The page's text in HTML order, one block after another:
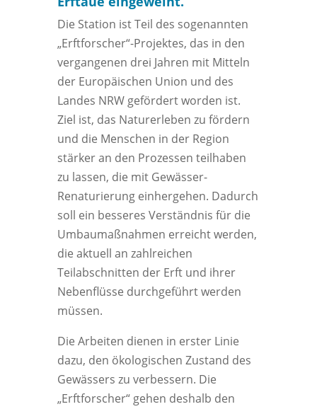
Die Station ist Teil des sogenannten
„Erftforscher“-Projektes, das in den
vergangenen drei Jahren mit Mitteln
der Europäischen Union und des
Landes NRW gefördert worden ist.
Ziel ist, das Naturerleben zu fördern
und die Menschen in der Region
stärker an den Prozessen teilhaben
zu lassen, die mit Gewässer-
Renaturierung einhergehen. Dadurch
soll ein besseres Verständnis für die
Umbaumaßnahmen erreicht werden,
die aktuell an zahlreichen
Teilabschnitten der Erft und ihrer
Nebenflüsse durchgeführt werden
müssen.
Die Arbeiten dienen in erster Linie
dazu, den ökologischen Zustand des
Gewässers zu verbessern. Die
„Erftforscher“ gehen deshalb den